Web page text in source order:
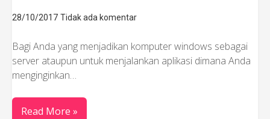
28/10/2017 Tidak ada komentar
Bagi Anda yang menjadikan komputer windows sebagai
server ataupun untuk menjalankan aplikasi dimana Anda
menginginkan…
Read More »